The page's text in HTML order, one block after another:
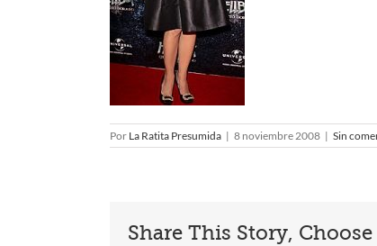
Por La Ratita Presumida | 8 noviembre 2008 | Sin
Share This Story,